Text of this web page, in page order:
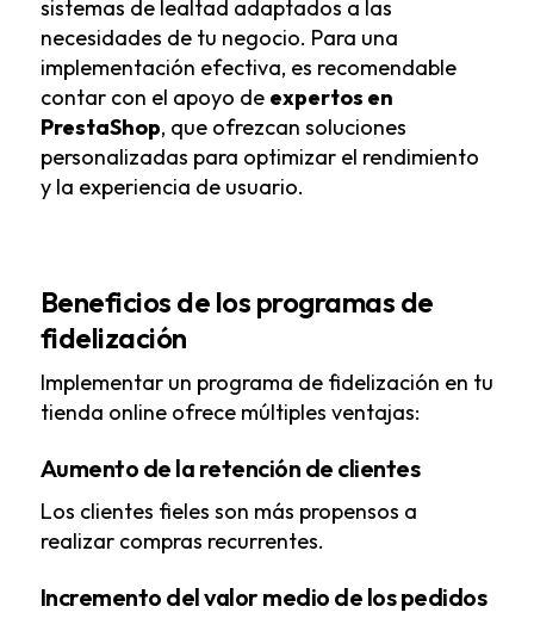
sistemas de lealtad adaptados a las
necesidades de tu negocio. Para una
implementación efectiva, es recomendable
contar con el apoyo de expertos en
PrestaShop, que ofrezcan soluciones
personalizadas para optimizar el rendimiento
y la experiencia de usuario.
Beneficios de los programas de
fidelización
Implementar un programa de fidelización en tu
tienda online ofrece múltiples ventajas:
Aumento de la retención de clientes
Los clientes fieles son más propensos a
realizar compras recurrentes.
Incremento del valor medio de los pedidos